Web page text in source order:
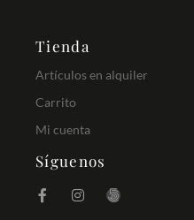
Tienda
Artículos en alquiler
Carrito
Mi cuenta
Síguenos